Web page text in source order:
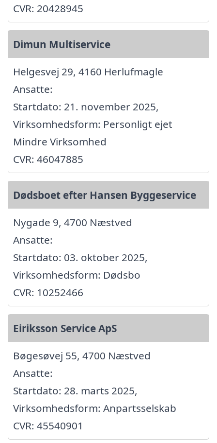
CVR: 20428945
Dimun Multiservice
Helgesvej 29, 4160 Herlufmagle
Ansatte:
Startdato: 21. november 2025,
Virksomhedsform: Personligt ejet
Mindre Virksomhed
CVR: 46047885
Dødsboet efter Hansen Byggeservice
Nygade 9, 4700 Næstved
Ansatte:
Startdato: 03. oktober 2025,
Virksomhedsform: Dødsbo
CVR: 10252466
Eiriksson Service ApS
Bøgesøvej 55, 4700 Næstved
Ansatte:
Startdato: 28. marts 2025,
Virksomhedsform: Anpartsselskab
CVR: 45540901